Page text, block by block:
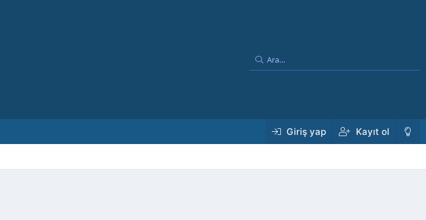
Giriş yap Kayıt ol